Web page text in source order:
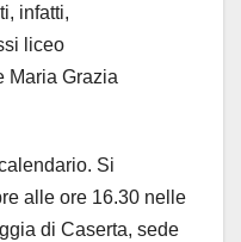
infatti,
liceo
Maria Grazia
Si
alle ore 16.30 nelle
di Caserta, sede